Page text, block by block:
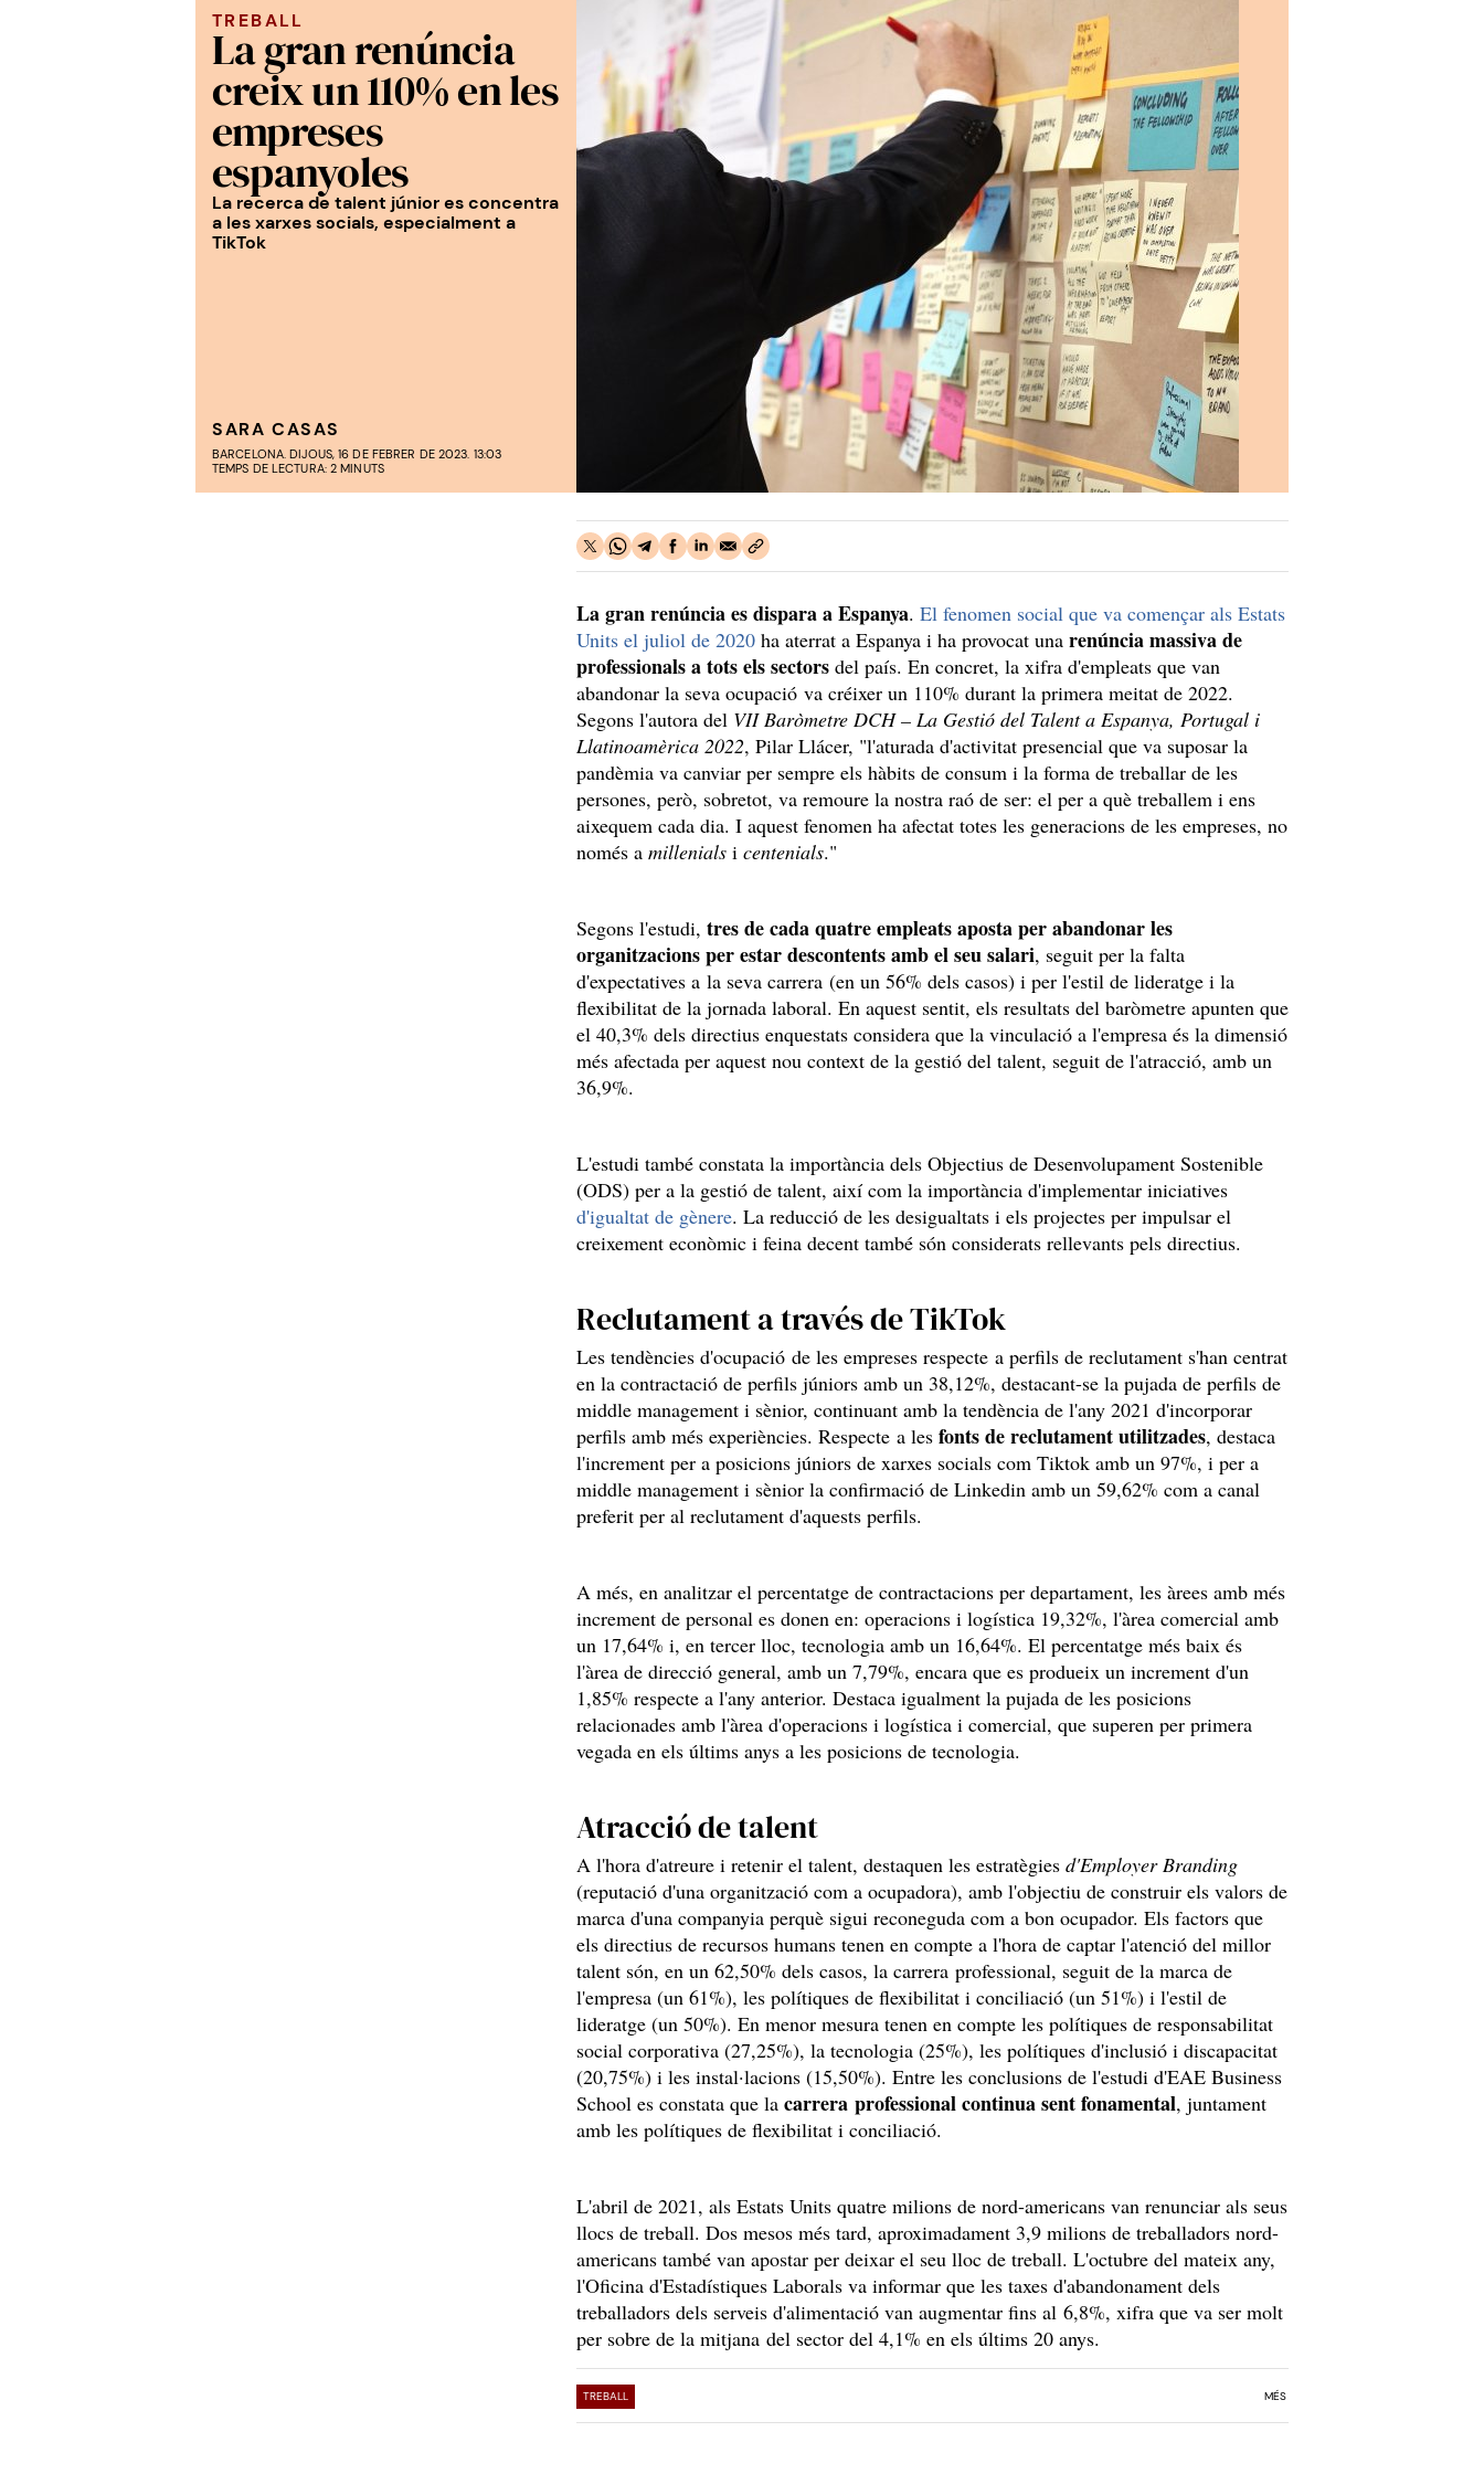
TREBALL
La gran renúncia
creix un 110% en les
empreses
espanyoles
La recerca de talent júnior es concentra
a les xarxes socials, especialment a
TikTok
SARA CASAS
BARCELONA. DIJOUS, 16 DE FEBRER DE 2023. 13:03
TEMPS DE LECTURA: 2 MINUTS
La gran renúncia es dispara a Espanya. El fenomen social que va començar als Estats
Units el juliol de 2020 ha aterrat a Espanya i ha provocat una renúncia massiva de
professionals a tots els sectors del país. En concret, la xifra d'empleats que van
abandonar la seva ocupació va créixer un 110% durant la primera meitat de 2022.
Segons l'autora del VII Baròmetre DCH – La Gestió del Talent a Espanya, Portugal i
Llatinoamèrica 2022, Pilar Llácer, "l'aturada d'activitat presencial que va suposar la
pandèmia va canviar per sempre els hàbits de consum i la forma de treballar de les
persones, però, sobretot, va remoure la nostra raó de ser: el per a què treballem i ens
aixequem cada dia. I aquest fenomen ha afectat totes les generacions de les empreses, no
només a millenials i centenials."
Segons l'estudi, tres de cada quatre empleats aposta per abandonar les
organitzacions per estar descontents amb el seu salari, seguit per la falta
d'expectatives a la seva carrera (en un 56% dels casos) i per l'estil de lideratge i la
flexibilitat de la jornada laboral. En aquest sentit, els resultats del baròmetre apunten que
el 40,3% dels directius enquestats considera que la vinculació a l'empresa és la dimensió
més afectada per aquest nou context de la gestió del talent, seguit de l'atracció, amb un
36,9%.
L'estudi també constata la importància dels Objectius de Desenvolupament Sostenible
(ODS) per a la gestió de talent, així com la importància d'implementar iniciatives
d'igualtat de gènere. La reducció de les desigualtats i els projectes per impulsar el
creixement econòmic i feina decent també són considerats rellevants pels directius.
Reclutament a través de TikTok
Les tendències d'ocupació de les empreses respecte a perfils de reclutament s'han centrat
en la contractació de perfils júniors amb un 38,12%, destacant-se la pujada de perfils de
middle management i sènior, continuant amb la tendència de l'any 2021 d'incorporar
perfils amb més experiències. Respecte a les fonts de reclutament utilitzades, destaca
l'increment per a posicions júniors de xarxes socials com Tiktok amb un 97%, i per a
middle management i sènior la confirmació de Linkedin amb un 59,62% com a canal
preferit per al reclutament d'aquests perfils.
A més, en analitzar el percentatge de contractacions per departament, les àrees amb més
increment de personal es donen en: operacions i logística 19,32%, l'àrea comercial amb
un 17,64% i, en tercer lloc, tecnologia amb un 16,64%. El percentatge més baix és
l'àrea de direcció general, amb un 7,79%, encara que es produeix un increment d'un
1,85% respecte a l'any anterior. Destaca igualment la pujada de les posicions
relacionades amb l'àrea d'operacions i logística i comercial, que superen per primera
vegada en els últims anys a les posicions de tecnologia.
Atracció de talent
A l'hora d'atreure i retenir el talent, destaquen les estratègies d'Employer Branding
(reputació d'una organització com a ocupadora), amb l'objectiu de construir els valors de
marca d'una companyia perquè sigui reconeguda com a bon ocupador. Els factors que
els directius de recursos humans tenen en compte a l'hora de captar l'atenció del millor
talent són, en un 62,50% dels casos, la carrera professional, seguit de la marca de
l'empresa (un 61%), les polítiques de flexibilitat i conciliació (un 51%) i l'estil de
lideratge (un 50%). En menor mesura tenen en compte les polítiques de responsabilitat
social corporativa (27,25%), la tecnologia (25%), les polítiques d'inclusió i discapacitat
(20,75%) i les instal·lacions (15,50%). Entre les conclusions de l'estudi d'EAE Business
School es constata que la carrera professional continua sent fonamental, juntament
amb les polítiques de flexibilitat i conciliació.
L'abril de 2021, als Estats Units quatre milions de nord-americans van renunciar als seus
llocs de treball. Dos mesos més tard, aproximadament 3,9 milions de treballadors nord-
americans també van apostar per deixar el seu lloc de treball. L'octubre del mateix any,
l'Oficina d'Estadístiques Laborals va informar que les taxes d'abandonament dels
treballadors dels serveis d'alimentació van augmentar fins al 6,8%, xifra que va ser molt
per sobre de la mitjana del sector del 4,1% en els últims 20 anys.
TREBALL MÉS